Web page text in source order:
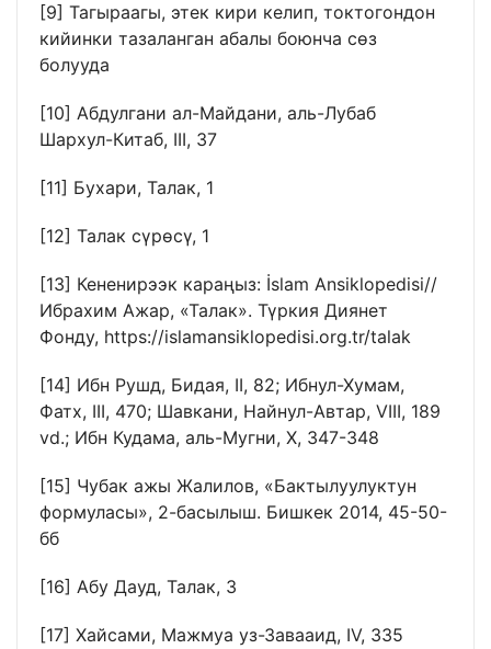
[9] Тагыраагы, этек кири келип, токтогондон
кийинки тазаланган абалы боюнча сөз
болууда
[10] Абдулгани ал-Майдани, аль-Лубаб
Шархул-Китаб, III, 37
[11] Бухари, Талак, 1
[12] Талак сүрөсү, 1
[13] Кененирээк караңыз: İslam Ansiklopedisi//
Ибрахим Ажар, «Талак». Түркия Диянет
Фонду, https://islamansiklopedisi.org.tr/talak
[14] Ибн Рушд, Бидая, II, 82; Ибнул-Хумам,
Фатх, III, 470; Шавкани, Найнул-Автар, VIII, 189
vd.; Ибн Кудама, аль-Мугни, X, 347-348
[15] Чубак ажы Жалилов, «Бактылуулуктун
формуласы», 2-басылыш. Бишкек 2014, 45-50-
бб
[16] Абу Дауд, Талак, 3
[17] Хайсами, Мажмуа уз-Завааид, IV, 335